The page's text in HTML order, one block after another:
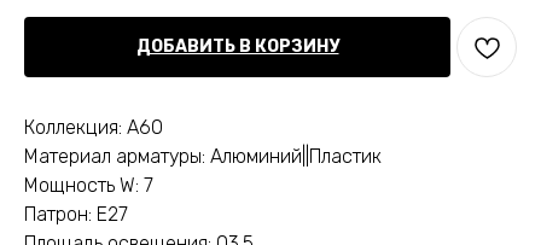
ДОБАВИТЬ В КОРЗИНУ
Коллекция: A60
Материал арматуры: Алюминий||Пластик
Мощность W: 7
Патрон: E27